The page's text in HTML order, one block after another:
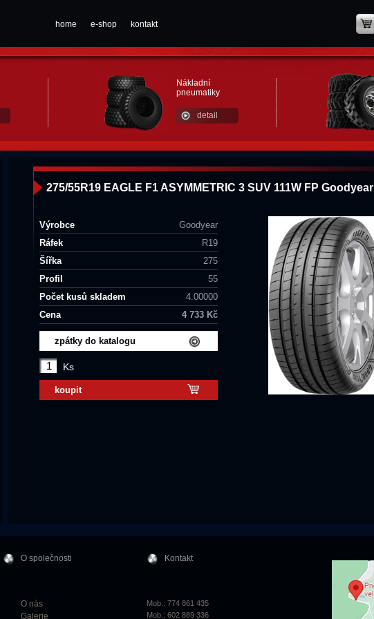
home e-shop kontakt
Nákladní
pneumatiky
detail
275/55R19 EAGLE F1 ASYMMETRIC 3 SUV 111W FP Goodyear
Výrobce
Goodyear
Ráfek
R19
Šířka
275
Profil
55
Počet kusů skladem
4.00000
Cena
4 733 Kč
zpátky do katalogu
Ks
koupit
O společnosti
O nás
Galerie
Kontakt
Mob.: 774 861 435
Mob.: 602 889 336